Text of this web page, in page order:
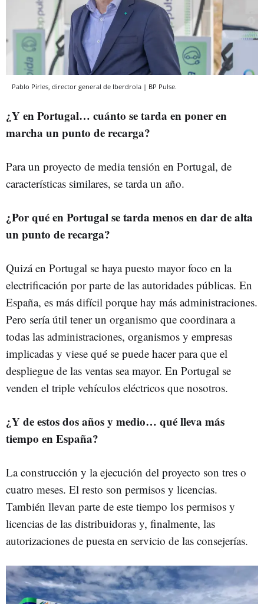
Pablo Pirles, director general de Iberdrola | BP Pulse.
¿Y en Portugal… cuánto se tarda en poner en
marcha un punto de recarga?
Para un proyecto de media tensión en Portugal, de
características similares, se tarda un año.
¿Por qué en Portugal se tarda menos en dar de alta
un punto de recarga?
Quizá en Portugal se haya puesto mayor foco en la
electrificación por parte de las autoridades públicas. En
España, es más difícil porque hay más administraciones.
Pero sería útil tener un organismo que coordinara a
todas las administraciones, organismos y empresas
implicadas y viese qué se puede hacer para que el
despliegue de las ventas sea mayor. En Portugal se
venden el triple vehículos eléctricos que nosotros.
¿Y de estos dos años y medio… qué lleva más
tiempo en España?
La construcción y la ejecución del proyecto son tres o
cuatro meses. El resto son permisos y licencias.
También llevan parte de este tiempo los permisos y
licencias de las distribuidoras y, finalmente, las
autorizaciones de puesta en servicio de las consejerías.